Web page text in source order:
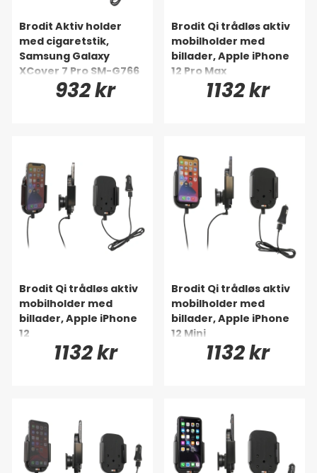
Brodit Aktiv holder
med cigaretstik,
Samsung Galaxy
XCover 7 Pro SM-G766
932 kr
Brodit Qi trådløs aktiv
mobilholder med
billader, Apple iPhone
12 Pro Max
1132 kr
Brodit Qi trådløs aktiv
mobilholder med
billader, Apple iPhone
12
1132 kr
Brodit Qi trådløs aktiv
mobilholder med
billader, Apple iPhone
12 Mini
1132 kr